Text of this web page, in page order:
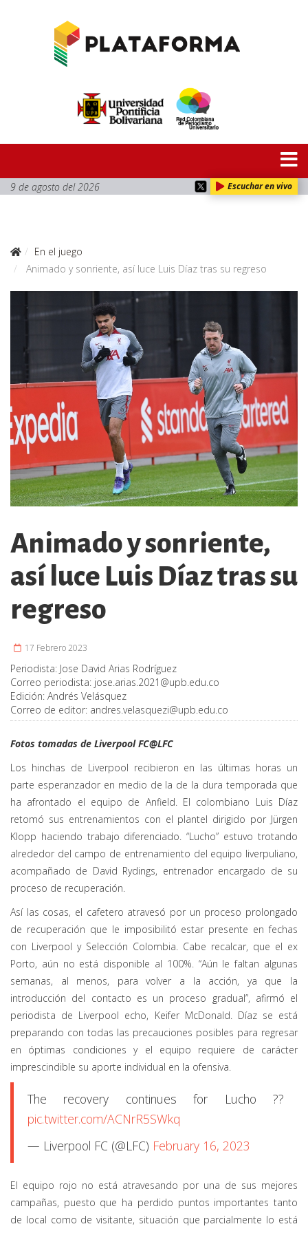
9 de agosto del 2026 Escuchar en vivo
En el juego
Animado y sonriente, así luce Luis Díaz tras su regreso
Animado y sonriente,
así luce Luis Díaz tras su
regreso
17 Febrero 2023
Periodista: Jose David Arias Rodríguez
Correo periodista: jose.arias.2021@upb.edu.co
Edición: Andrés Velásquez
Correo de editor: andres.velasquezi@upb.edu.co
Fotos tomadas de Liverpool FC@LFC
Los hinchas de Liverpool recibieron en las últimas horas un
parte esperanzador en medio de la de la dura temporada que
ha afrontado el equipo de Anfield. El colombiano Luis Díaz
retomó sus entrenamientos con el plantel dirigido por Jürgen
Klopp haciendo trabajo diferenciado. “Lucho” estuvo trotando
alrededor del campo de entrenamiento del equipo liverpuliano,
acompañado de David Rydings, entrenador encargado de su
proceso de recuperación.
Así las cosas, el cafetero atravesó por un proceso prolongado
de recuperación que le imposibilitó estar presente en fechas
con Liverpool y Selección Colombia. Cabe recalcar, que el ex
Porto, aún no está disponible al 100%. “Aún le faltan algunas
semanas, al menos, para volver a la acción, ya que la
introducción del contacto es un proceso gradual”, afirmó el
periodista de Liverpool echo, Keifer McDonald. Díaz se está
preparando con todas las precauciones posibles para regresar
en óptimas condiciones y el equipo requiere de carácter
imprescindible su aporte individual en la ofensiva.
The recovery continues for Lucho ??
pic.twitter.com/ACNrR5SWkq
— Liverpool FC (@LFC) February 16, 2023
El equipo rojo no está atravesando por una de sus mejores
campañas, puesto que ha perdido puntos importantes tanto
de local como de visitante, situación que parcialmente lo está